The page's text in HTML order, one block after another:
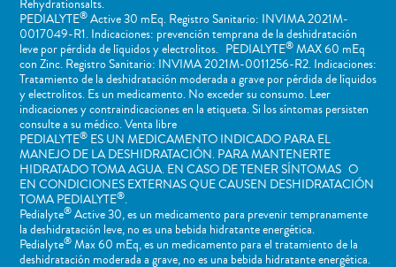
Rehydrationsalts.
PEDIALYTE®Active 30 mEq. Registro Sanitario: INVIMA 2021M-
0017049-R1. Indicaciones: prevención temprana de la deshidratación
leve por pérdida de líquidos y electrolitos. PEDIALYTE®MAX 60 mEq
con Zinc. Registro Sanitario: INVIMA 2021M-0011256-R2. Indicaciones:
Tratamiento de la deshidratación moderada a grave por pérdida de líquidos
y electrolitos. Es un medicamento. No exceder su consumo. Leer
indicaciones y contraindicaciones en la etiqueta. Si los síntomas persisten
consulte a su médico. Venta libre
PEDIALYTE®ES UN MEDICAMENTO INDICADO PARA EL
MANEJO DE LA DESHIDRATACIÓN. PARA MANTENERTE
HIDRATADO TOMA AGUA. EN CASO DE TENER SÍNTOMAS O
EN CONDICIONES EXTERNAS QUE CAUSEN DESHIDRATACIÓN
TOMA PEDIALYTE®.
Pedialyte®Active 30, es un medicamento para prevenir tempranamente
la deshidratación leve, no es una bebida hidratante energética.
Pedialyte®Max 60 mEq, es un medicamento para el tratamiento de la
deshidratación moderada a grave, no es una bebida hidratante energética.